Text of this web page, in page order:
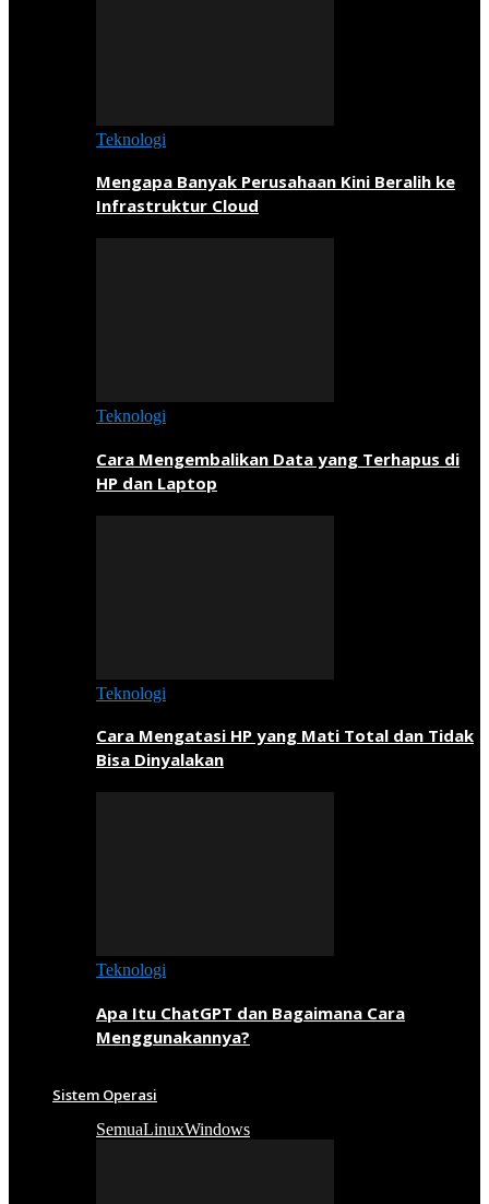
Teknologi
Mengapa Banyak Perusahaan Kini Beralih ke
Infrastruktur Cloud
Teknologi
Cara Mengembalikan Data yang Terhapus di
HP dan Laptop
Teknologi
Cara Mengatasi HP yang Mati Total dan Tidak
Bisa Dinyalakan
Teknologi
Apa Itu ChatGPT dan Bagaimana Cara
Menggunakannya?
Sistem Operasi
SemuaLinuxWindows